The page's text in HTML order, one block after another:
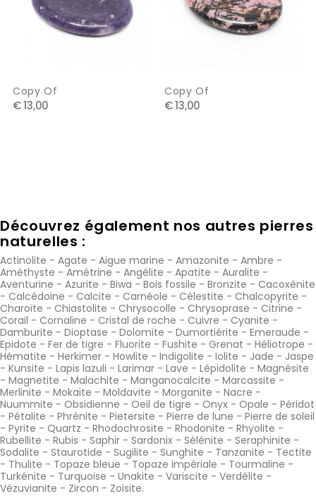
Copy Of
€ 13,00
Copy Of
€ 13,00
Découvrez également nos autres pierres
naturelles :
Actinolite - Agate - Aigue marine - Amazonite - Ambre -
Améthyste - Amétrine - Angélite - Apatite - Auralite -
Aventurine - Azurite - Biwa - Bois fossile - Bronzite - Cacoxénite
- Calcédoine - Calcite - Carnéole - Célestite - Chalcopyrite -
Charoïte - Chiastolite - Chrysocolle - Chrysoprase - Citrine -
Corail - Cornaline - Cristal de roche - Cuivre - Cyanite -
Damburite - Dioptase - Dolomite - Dumortiérite - Emeraude -
Epidote - Fer de tigre - Fluorite - Fushite - Grenat - Héliotrope -
Hématite - Herkimer - Howlite - Indigolite - Iolite - Jade - Jaspe
- Kunsite - Lapis lazuli - Larimar - Lave - Lépidolite - Magnésite
- Magnetite - Malachite - Manganocalcite - Marcassite -
Merlinite - Mokaïte - Moldavite - Morganite - Nacre -
Nuummite - Obsidienne - Oeil de tigre - Onyx - Opale - Péridot
- Pétalite - Phrénite - Pietersite - Pierre de lune - Pierre de soleil
- Pyrite - Quartz - Rhodochrosite - Rhodonite - Rhyolite -
Rubellite - Rubis - Saphir - Sardonix - Sélénite - Seraphinite -
Sodalite - Staurotide - Sugilite - Sunghite - Tanzanite - Tectite
- Thulite - Topaze bleue - Topaze impériale - Tourmaline -
Turkénite - Turquoise - Unakite - Variscite - Verdélite -
Vézuvianite - Zircon - Zoisite.